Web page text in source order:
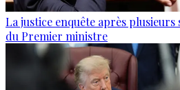
La justice enquête après plusieurs
du Premier ministre